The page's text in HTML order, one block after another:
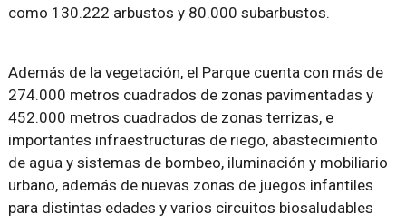
como 130.222 arbustos y 80.000 subarbustos.
Además de la vegetación, el Parque cuenta con más de
274.000 metros cuadrados de zonas pavimentadas y
452.000 metros cuadrados de zonas terrizas, e
importantes infraestructuras de riego, abastecimiento
de agua y sistemas de bombeo, iluminación y mobiliario
urbano, además de nuevas zonas de juegos infantiles
para distintas edades y varios circuitos biosaludables